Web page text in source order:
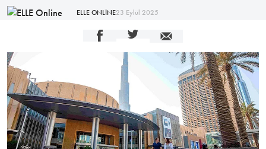
ELLE ONLİNE23 Eylül 2025